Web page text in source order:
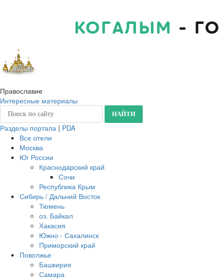
КОГАЛЫМ -
Православие
Интересные материалы
Разделы портала | PDA
Все отели
Москва
Юг России
Краснодарский край
Сочи
Республика Крым
Сибирь / Дальний Восток
Тюмень
оз. Байкал
Хакасия
Южно - Сахалинск
Приморский край
Поволжье
Башкирия
Самара